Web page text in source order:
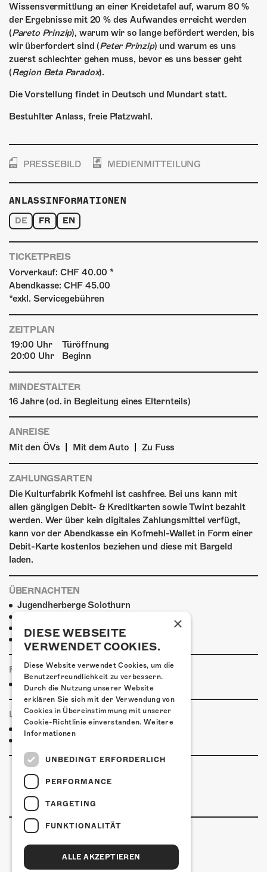
Wissensvermittlung an einer Kreidetafel auf, warum 80 %
der Ergebnisse mit 20 % des Aufwandes erreicht werden
(Pareto Prinzip), warum wir so lange befördert werden, bis
wir überfordert sind (Peter Prinzip) und warum es uns
zuerst schlechter gehen muss, bevor es uns besser geht
(Region Beta Paradox).
Die Vorstellung findet in Deutsch und Mundart statt.
Bestuhlter Anlass, freie Platzwahl.
PRESSEBILD MEDIENMITTEILUNG
ANLASSINFORMATIONEN
DE FR EN
TICKETPREIS
Vorverkauf: CHF 40.00 *
Abendkasse: CHF 45.00
*exkl. Servicegebühren
ZEITPLAN
19:00 Uhr
Türöffnung
20:00 Uhr
Beginn
MINDESTALTER
16 Jahre (od. in Begleitung eines Elternteils)
ANREISE
Mit den ÖVs
Mit dem Auto Zu Fuss
ZAHLUNGSARTEN
Die Kulturfabrik Kofmehl ist cashfree. Bei uns kann mit
allen gängigen Debit- & Kreditkarten sowie Twint bezahlt
werden. Wer über kein digitales Zahlungsmittel verfügt,
kann vor der Abendkasse ein Kofmehl-Wallet in Form einer
Debit-Karte kostenlos beziehen und diese mit Bargeld
laden.
ÜBERNACHTEN
Jugendherberge Solothurn
H4 Hotel
Weitere Unterkünfte
FOODTRUCK
Speisekarte Kofmehl-Foodtruck
LINKS & PARTNER
Facebook-Event
Kulturfabrik Kofmehl
×
DIESE WEBSEITE
VERWENDET COOKIES.
Diese Website verwendet Cookies, um die
Benutzerfreundlichkeit zu verbessern.
Durch die Nutzung unserer Website
erklären Sie sich mit der Verwendung von
Cookies in Übereinstimmung mit unserer
Cookie-Richtlinie einverstanden. Weitere
Informationen
UNBEDINGT ERFORDERLICH
PERFORMANCE
TARGETING
FUNKTIONALITÄT
ALLE AKZEPTIEREN